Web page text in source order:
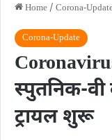
Home / Corona-
Corona-Update
स्पुतनिक-
ट्रायल शुरू